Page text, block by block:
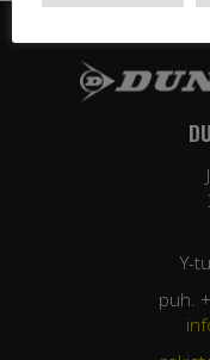
Y-
puh.